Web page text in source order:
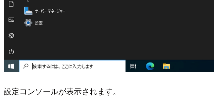
設定コンソールが表示されます。